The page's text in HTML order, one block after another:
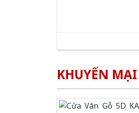
KHUYẾN